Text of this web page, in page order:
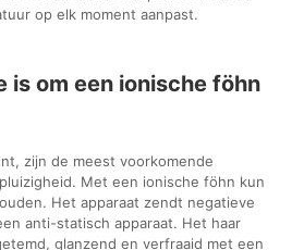
op elk moment aanpast.
is om een ionische föhn
zijn de meest voorkomende
Met een ionische föhn kun
Het apparaat zendt negatieve
anti-statisch apparaat. Het haar
glanzend en verfraaid met een